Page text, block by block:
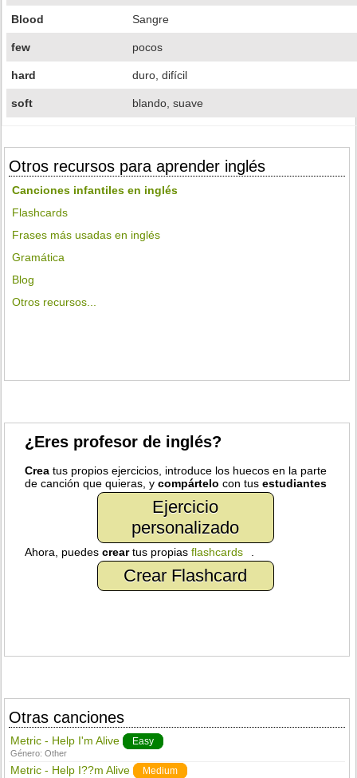
Blood Sangre
few pocos
hard duro, difícil
soft blando, suave
Otros recursos para aprender inglés
Canciones infantiles en inglés
Flashcards
Frases más usadas en inglés
Gramática
Blog
Otros recursos...
¿Eres profesor de inglés?
Crea tus propios ejercicios, introduce los huecos en la parte
de canción que quieras, ycompártelo con tusestudiantes
Ejercicio
personalizado
Ahora, puedescreartus propiasflashcards
Crear Flashcard
Otras canciones
Metric - Help I'm Alive Easy
Género:Other
Metric - Help I??m Alive Medium